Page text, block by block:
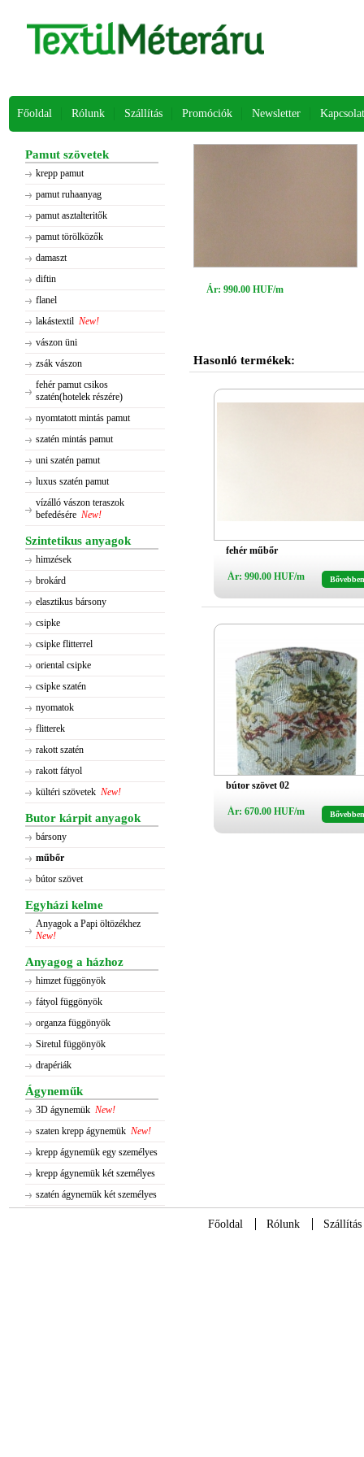
Főoldal Rólunk Szállítás Promóciók Newsletter Kapcsolat
Pamut szövetek
krepp pamut
pamut ruhaanyag
pamut asztalteritők
pamut törölközők
damaszt
diftin
flanel
lakástextil New!
vászon üni
zsák vászon
fehér pamut csikos
szatén(hotelek részére)
nyomtatott mintás pamut
szatén mintás pamut
uni szatén pamut
luxus szatén pamut
vízálló vászon teraszok
befedésére New!
Szintetikus anyagok
himzések
brokárd
elasztikus bársony
csipke
csipke flitterrel
oriental csipke
csipke szatén
nyomatok
flitterek
rakott szatén
rakott fátyol
kültéri szövetek New!
Butor kárpit anyagok
bársony
műbőr
bútor szövet
Egyházi kelme
Anyagok a Papi öltözékhez
New!
Anyagog a házhoz
himzet függönyök
fátyol függönyök
organza függönyök
Siretul függönyök
drapériák
Ágyneműk
3D ágynemük New!
szaten krepp ágynemük New!
krepp ágynemük egy személyes
krepp ágynemük két személyes
szatén ágynemük két személyes
Ár: 990.00 HUF/m
Hasonló termékek:
fehér műbőr
Ár: 990.00 HUF/m Bővebben
bútor szövet 02
Ár: 670.00 HUF/m Bővebben
Főoldal Rólunk Szállítás